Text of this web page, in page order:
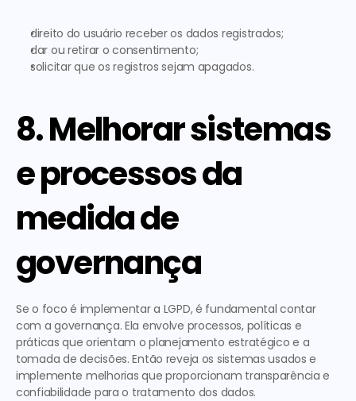
direito do usuário receber os dados registrados;
dar ou retirar o consentimento;
solicitar que os registros sejam apagados.
8. Melhorar sistemas
e processos da
medida de
governança
Se o foco é implementar a LGPD, é fundamental contar
com a governança. Ela envolve processos, políticas e
práticas que orientam o planejamento estratégico e a
tomada de decisões. Então reveja os sistemas usados e
implemente melhorias que proporcionam transparência e
confiabilidade para o tratamento dos dados.